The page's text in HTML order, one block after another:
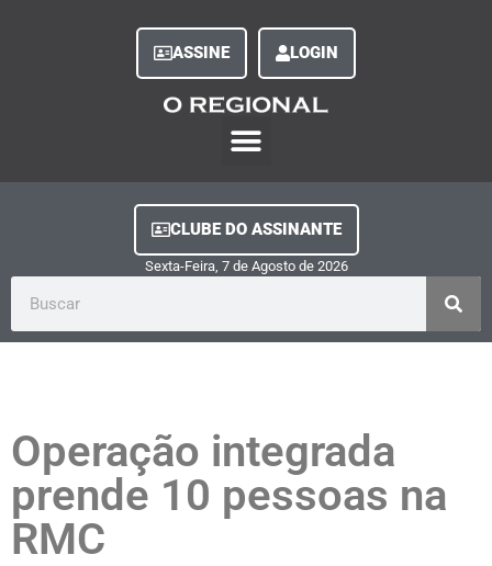
ASSINE LOGIN
CLUBE DO ASSINANTE
Sexta-Feira, 7de Agostode 2026
Operação integrada
prende 10 pessoas na
RMC